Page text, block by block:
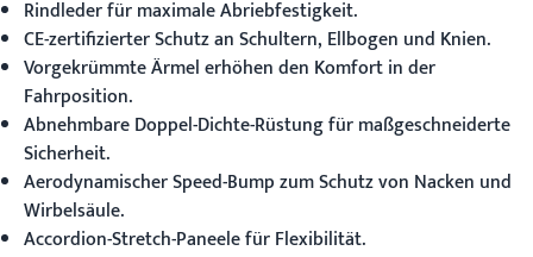
Rindleder für maximale Abriebfestigkeit.
CE-zertifizierter Schutz an Schultern, Ellbogen und Knien.
Vorgekrümmte Ärmel erhöhen den Komfort in der
Fahrposition.
Abnehmbare Doppel-Dichte-Rüstung für maßgeschneiderte
Sicherheit.
Aerodynamischer Speed-Bump zum Schutz von Nacken und
Wirbelsäule.
Accordion-Stretch-Paneele für Flexibilität.